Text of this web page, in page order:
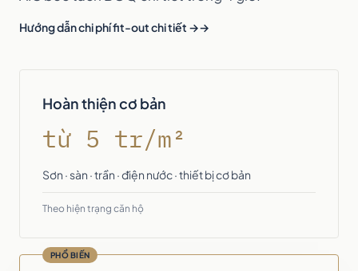
Hướng dẫn chi phí fit-out chi tiết →
Hoàn thiện cơ bản
từ 5 tr/m²
Sơn · sàn · trần · điện nước · thiết bị cơ bản
Theo hiện trạng căn hộ
PHỔ BIẾN